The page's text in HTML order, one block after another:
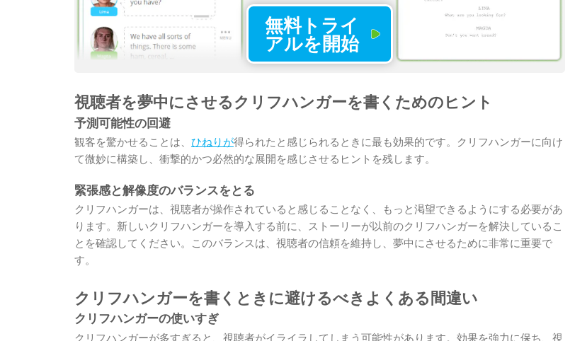
無料トライ
アルを開始
視聴者を夢中にさせるクリフハンガーを書くためのヒント
予測可能性の回避
観客を驚かせることは、 ひねりが得られたと感じられるときに最も効果的です。クリフハンガーに向け
て微妙に構築し、衝撃的かつ必然的な展開を感じさせるヒントを残します。
緊張感と解像度のバランスをとる
クリフハンガーは、視聴者が操作されていると感じることなく、もっと渇望できるようにする必要があ
ります。新しいクリフハンガーを導入する前に、ストーリーが以前のクリフハンガーを解決しているこ
とを確認してください。このバランスは、視聴者の信頼を維持し、夢中にさせるために非常に重要で
す。
クリフハンガーを書くときに避けるべきよくある間違い
クリフハンガーの使いすぎ
クリフハンガーが多すぎると、視聴者がイライラしてしまう可能性があります。効果を強力に保ち、視